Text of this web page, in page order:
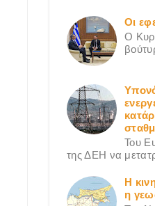
Οι
Ο
Του
της ΔΕΗ να
Η
η